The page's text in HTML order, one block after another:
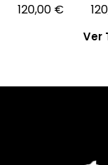
120,00 €
Ver